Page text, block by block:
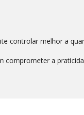
controlar melhor a
comprometer a